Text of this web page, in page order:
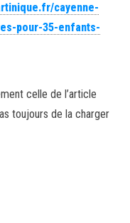
cayenne-
pour-35-enfants-
celle de l’article
toujours de la charger